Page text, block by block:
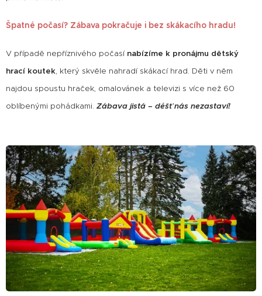
Špatné počasí? Zábava pokračuje i bez skákacího hradu!
V případě nepříznivého počasí nabízíme k pronájmu dětský
hrací koutek, který skvěle nahradí skákací hrad. Děti v něm
najdou spoustu hraček, omalovánek a televizi s více než 60
oblíbenými pohádkami. Zábava jistá – déšť nás nezastaví!